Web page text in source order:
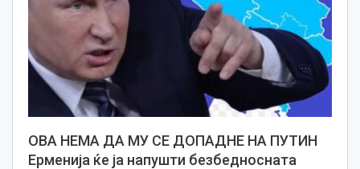
ОВА НЕМА ДА МУ СЕ ДОПАДНЕ НА ПУТИН
Ерменија ќе ја напушти безбедносната